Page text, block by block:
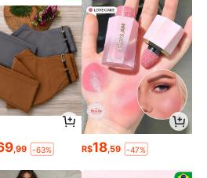
,99 -63% R$18 ,59 -47%